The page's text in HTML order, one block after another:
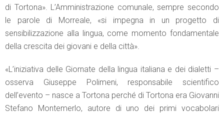
di Tortona». L’Amministrazione comunale, sempre secondo
le parole di Morreale, «si impegna in un progetto di
sensibilizzazione alla lingua, come momento fondamentale
della crescita dei giovani e della città».
«L’iniziativa delle Giornate della lingua italiana e dei dialetti –
osserva Giuseppe Polimeni, responsabile scientifico
dell’evento – nasce a Tortona perché di Tortona era Giovanni
Stefano Montemerlo, autore di uno dei primi vocabolari